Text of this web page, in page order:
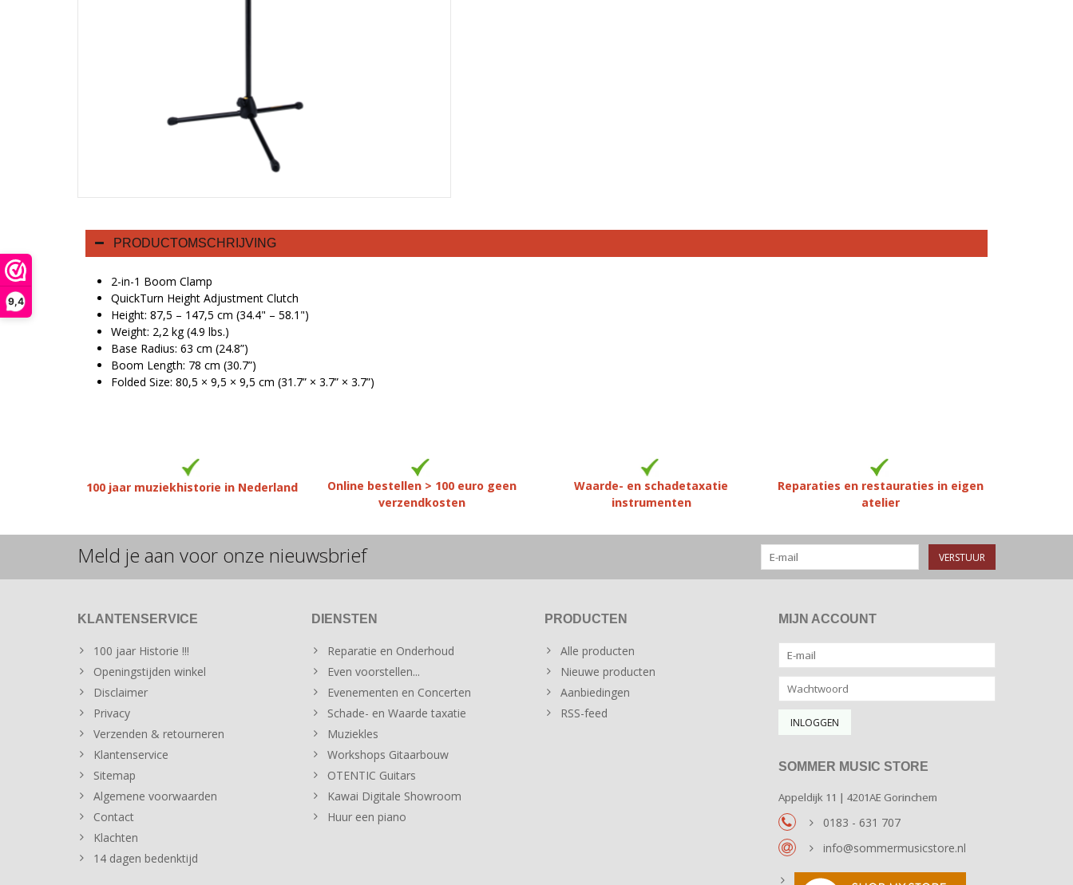
9,4
PRODUCTOMSCHRIJVING
2-in-1 Boom Clamp
QuickTurn Height Adjustment Clutch
Height: 87,5 – 147,5 cm (34.4" – 58.1")
Weight: 2,2 kg (4.9 lbs.)
Base Radius: 63 cm (24.8”)
Boom Length: 78 cm (30.7”)
Folded Size: 80,5 × 9,5 × 9,5 cm (31.7” × 3.7” × 3.7”)
100 jaar muziekhistorie in Nederland
Online bestellen > 100 euro geen
verzendkosten
Waarde- en schadetaxatie
instrumenten
Reparaties en restauraties in eigen
atelier
Meld je aan voor onze nieuwsbrief VERSTUUR
KLANTENSERVICE
100 jaar Historie !!!
Openingstijden winkel
Disclaimer
Privacy
Verzenden & retourneren
Klantenservice
Sitemap
Algemene voorwaarden
Contact
Klachten
14 dagen bedenktijd
DIENSTEN
Reparatie en Onderhoud
Even voorstellen...
Evenementen en Concerten
Schade- en Waarde taxatie
Muziekles
Workshops Gitaarbouw
OTENTIC Guitars
Kawai Digitale Showroom
Huur een piano
PRODUCTEN
Alle producten
Nieuwe producten
Aanbiedingen
RSS-feed
MIJN ACCOUNT
SOMMER MUSIC STORE
Appeldijk 11 | 4201AE Gorinchem
0183 - 631 707
info@sommermusicstore.nl